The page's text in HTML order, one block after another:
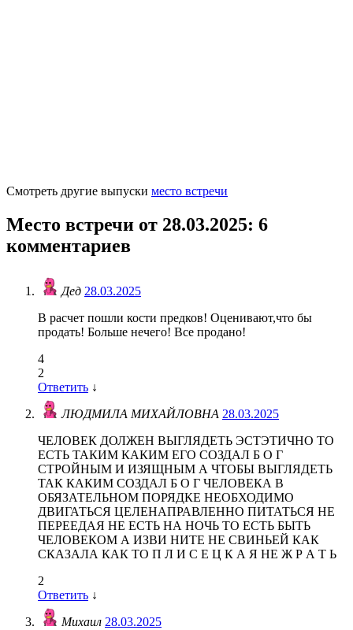
Смотреть другие выпуски место встречи
Место встречи от 28.03.2025: 6
комментариев
Дед 28.03.2025
В расчет пошли кости предков! Оценивают,что бы
продать! Больше нечего! Все продано!
4
2
Ответить ↓
ЛЮДМИЛА МИХАЙЛОВНА 28.03.2025
ЧЕЛОВЕК ДОЛЖЕН ВЫГЛЯДЕТЬ ЭСТЭТИЧНО ТО
ЕСТЬ ТАКИМ КАКИМ ЕГО СОЗДАЛ Б О Г
СТРОЙНЫМ И ИЗЯЩНЫМ А ЧТОБЫ ВЫГЛЯДЕТЬ
ТАК КАКИМ СОЗДАЛ Б О Г ЧЕЛОВЕКА В
ОБЯЗАТЕЛЬНОМ ПОРЯДКЕ НЕОБХОДИМО
ДВИГАТЬСЯ ЦЕЛЕНАПРАВЛЕННО ПИТАТЬСЯ НЕ
ПЕРЕЕДАЯ НЕ ЕСТЬ НА НОЧЬ ТО ЕСТЬ БЫТЬ
ЧЕЛОВЕКОМ А ИЗВИ НИТЕ НЕ СВИНЬЕЙ КАК
СКАЗАЛА КАК ТО П Л И С Е Ц К А Я НЕ Ж Р А Т Ь
2
Ответить ↓
Михаил 28.03.2025